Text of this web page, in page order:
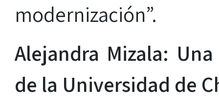
modernización”.
Alejandra Mizala:
de la Universidad de